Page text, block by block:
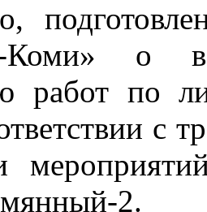
о
работ по
с
2.